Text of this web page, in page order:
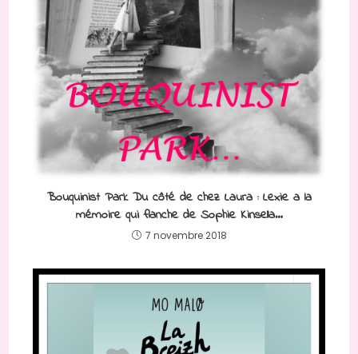
Bouquinist Park Du côté de chez Laura : Lexie a la
mémoire qui flanche de Sophie Kinsella…
7 novembre 2018